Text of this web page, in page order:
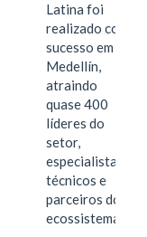
Latina foi
realizado com
sucesso em
Medellín,
atraindo
quase 400
líderes do
setor,
especialistas
técnicos e
parceiros do
ecossistema.…